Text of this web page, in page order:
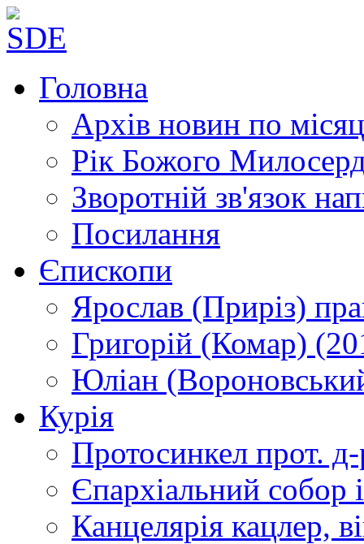
Головна
Архів новин по
Рік Божого
Зворотній зв'язок
Посилання
Єпископи
Ярослав (Приріз)
Григорій (Комар)
Юліан
Курія
Протосинкел прот.
Єпархіальний собор
Канцелярія кацлер,